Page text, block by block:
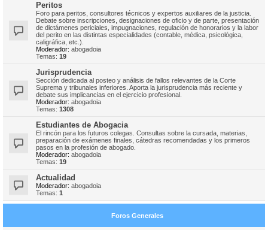
Peritos
Foro para peritos, consultores técnicos y expertos auxiliares de la justicia.
Debate sobre inscripciones, designaciones de oficio y de parte, presentación
de dictámenes periciales, impugnaciones, regulación de honorarios y la labor
del perito en las distintas especialidades (contable, médica, psicológica,
caligráfica, etc.).
Moderador: abogadoia
Temas: 19
Jurisprudencia
Sección dedicada al posteo y análisis de fallos relevantes de la Corte
Suprema y tribunales inferiores. Aporta la jurisprudencia más reciente y
debate sus implicancias en el ejercicio profesional.
Moderador: abogadoia
Temas: 1308
Estudiantes de Abogacia
El rincón para los futuros colegas. Consultas sobre la cursada, materias,
preparación de exámenes finales, cátedras recomendadas y los primeros
pasos en la profesión de abogado.
Moderador: abogadoia
Temas: 19
Actualidad
Moderador: abogadoia
Temas: 1
Foros Generales